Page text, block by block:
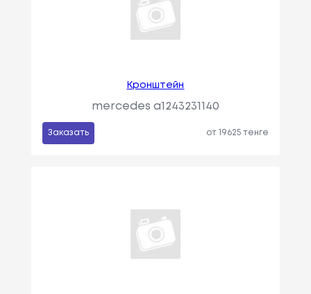
Кронштейн
mercedes a1243231140
Заказать от 19625 тенге